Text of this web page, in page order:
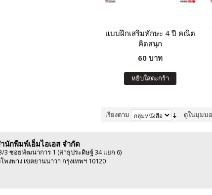
แบบฝึกเสริมทักษะ 4 ปี คณิต
คิดสนุก
60 บาท
หยิบใส่ตะกร้า
เรียงตาม ดูในมุมม
นักพิมพ์เอ็มไอเอส จำกัด
3 ซอยพัฒนาการ 1 (สาธุประดิษฐ์ 34 แยก 6)
พงพาง เขตยานนาวา กรุงเทพฯ 10120